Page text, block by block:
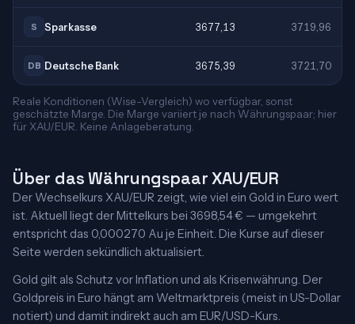
S Sparkasse 3677,13 3719,96
DB Deutsche Bank 3675,39 3721,70
Reale Konditionen (Wise-Vergleich) wo verfügbar, sonst
geschätzte Marge. Die Marge variiert je nach Währungspaar; hier
für XAU/EUR. Keine Anlageberatung.
Über das Währungspaar XAU/EUR
Der Wechselkurs XAU/EUR zeigt, wie viel ein Gold in Euro wert
ist. Aktuell liegt der Mittelkurs bei 3698,54 € — umgekehrt
entspricht das 0,000270 Au je Einheit. Die Kurse auf dieser
Seite werden sekündlich aktualisiert.
Gold gilt als Schutz vor Inflation und als Krisenwährung. Der
Goldpreis in Euro hängt am Weltmarktpreis (meist in US-Dollar
notiert) und damit indirekt auch am EUR/USD-Kurs.